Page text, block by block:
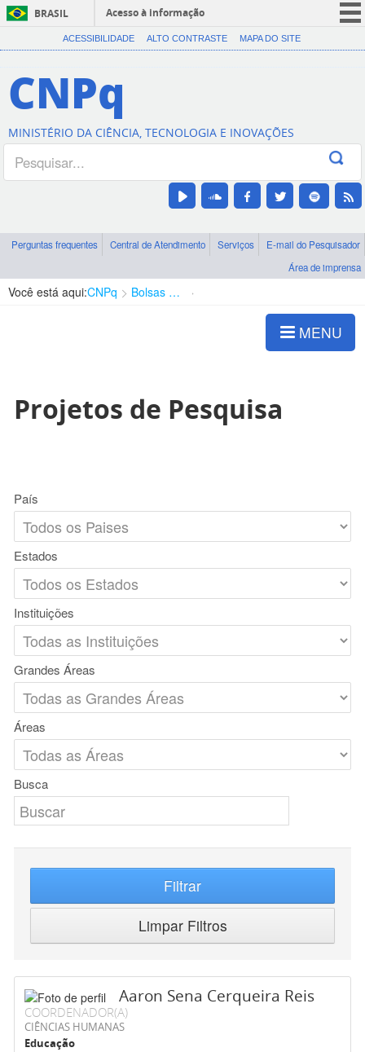
BRASIL
Acesso à informação
CORONAVÍRUS (COVID-19)
Canais
ACESSIBILIDADE ALTO CONTRASTE MAPA DO SITE
CNPq
MINISTÉRIO DA CIÊNCIA, TECNOLOGIA E INOVAÇÕES
Perguntas frequentes Central de Atendimento Serviços
E-mail do Pesquisador
Área de imprensa
Você está aqui:CNPq Bolsas e Auxílios Vigentes
MENU
Projetos de Pesquisa
País
Estados
Instituições
Grandes Áreas
Áreas
Busca
Filtrar
Limpar Filtros
Aaron Sena Cerqueira Reis
COORDENADOR(A)
CIÊNCIAS HUMANAS
Educação